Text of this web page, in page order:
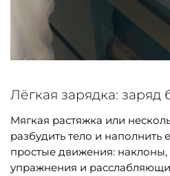
Лёгкая зарядка: заряд
Мягкая растяжка или
разбудить тело и наполнить
простые движения:
упражнения и